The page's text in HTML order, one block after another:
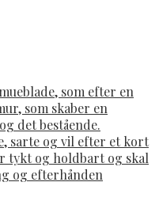
som efter en
som skaber en
det bestående.
sarte og vil efter et kort
og holdbart og skal
og efterhånden